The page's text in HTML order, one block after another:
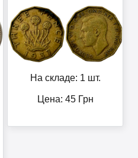
На складе: 1 шт.
Цена: 45Грн